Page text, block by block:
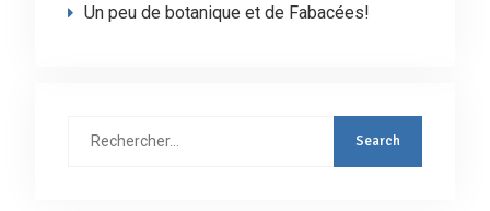
Un peu de botanique et de Fabacées!